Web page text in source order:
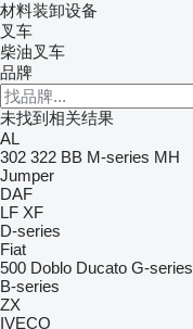
材料装卸设备
叉车
柴油叉车
品牌
未找到相关结果
AL
302 322 BB M-series MH
Jumper
DAF
LF XF
D-series
Fiat
500 Doblo Ducato G-series
B-series
ZX
IVECO